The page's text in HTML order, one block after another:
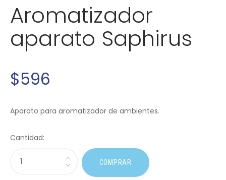
Aromatizador
aparato Saphirus
$596
Aparato para aromatizador de ambientes.
Cantidad:
COMPRAR